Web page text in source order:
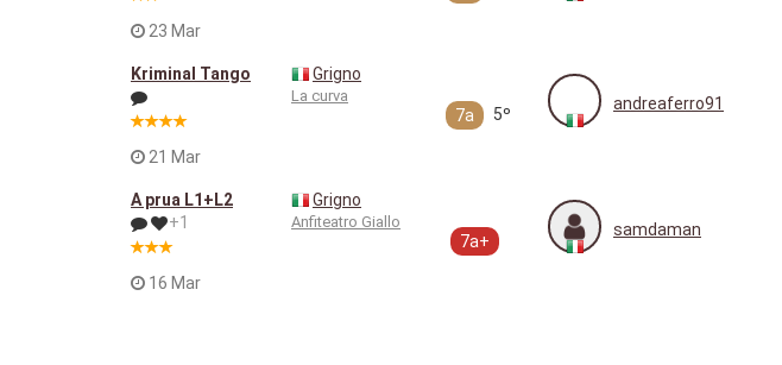
23 Mar
Kriminal Tango
21 Mar
Grigno
La curva
7a 5º
andreaferro91
A prua L1+L2
+1
16 Mar
Grigno
Anfiteatro Giallo
7a+
samdaman